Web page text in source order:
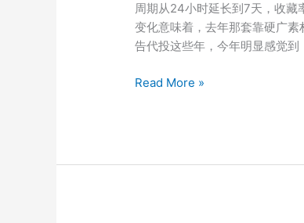
周期从24小时延长到7天，收藏
变化意味着，去年那套靠硬广
告代投这些年，今年明显感觉
抖
Read More »